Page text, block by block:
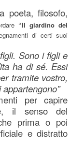
poeta, filosofo,
“Il giardino del
di certi suoi
Sono i figli e
ha di sé. Essi
tramite vostro,
per capire
il senso del
prima o poi
e distratto